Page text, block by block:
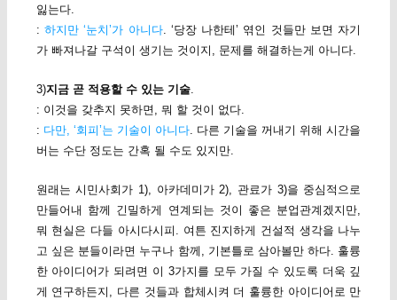
잃는다.
: 하지만 ‘눈치’가 아니다. ‘당장 나한테’ 엮인 것들만 보면 자기
가 빠져나갈 구석이 생기는 것이지, 문제를 해결하는게 아니다.
3)지금 곧 적용할 수 있는 기술.
: 이것을 갖추지 못하면, 뭐 할 것이 없다.
: 다만, ‘회피’는 기술이 아니다. 다른 기술을 꺼내기 위해 시간을
버는 수단 정도는 간혹 될 수도 있지만.
원래는 시민사회가 1), 아카데미가 2), 관료가 3)을 중심적으로
만들어내 함께 긴밀하게 연계되는 것이 좋은 분업관계겠지만,
뭐 현실은 다들 아시다시피. 여튼 진지하게 건설적 생각을 나누
고 싶은 분들이라면 누구나 함께, 기본틀로 삼아볼만 하다. 훌륭
한 아이디어가 되려면 이 3가지를 모두 가질 수 있도록 더욱 깊
게 연구하든지, 다른 것들과 합체시켜 더 훌륭한 아이디어로 만